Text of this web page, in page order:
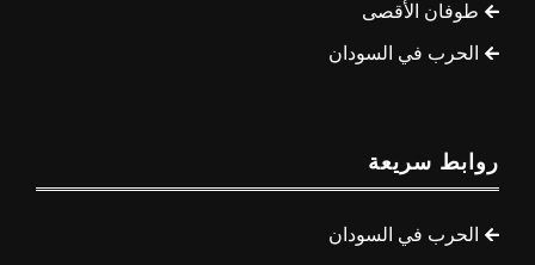
طوفان الأقصى
الحرب في السودان
روابط سريعة
الحرب في السودان